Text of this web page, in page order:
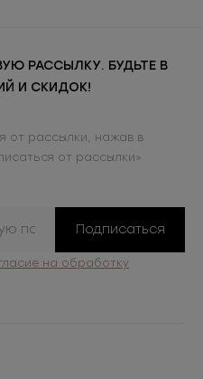
РАССЫЛКУ. БУДЬТЕ В
И СКИДОК!
от рассылки, нажав в
от рассылки»
Подписаться
на обработку